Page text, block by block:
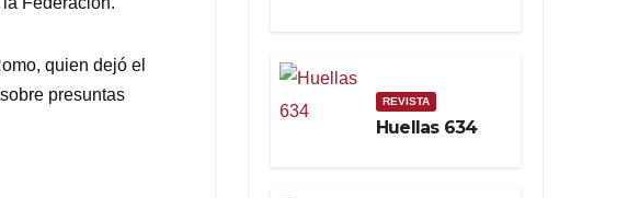
quien dejó el
presuntas
Real
REVISTA
Huellas 634